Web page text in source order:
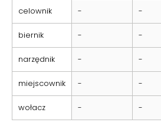
celownik - -
biernik - -
narzędnik - -
miejscownik - -
wołacz - -